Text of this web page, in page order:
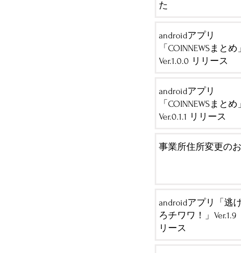
た
androidアプリ
「COINNEWSまとめ
Ver.1.0.0 リリース
androidアプリ
「COINNEWSまとめ
Ver.0.1.1 リリース
事業所住所変更の
androidアプリ「逃
ろチワワ！」Ver.1.9
リース